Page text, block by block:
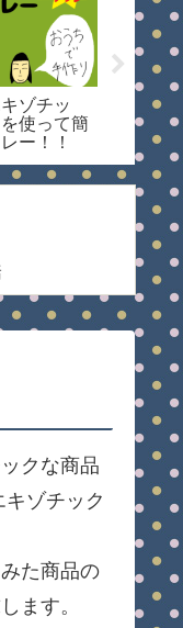
ゾチッ
使って簡
ー！！
グリーン
】
キッチ
ッシュ
学工業
クな商品
ゾチック
た商品の
ます。